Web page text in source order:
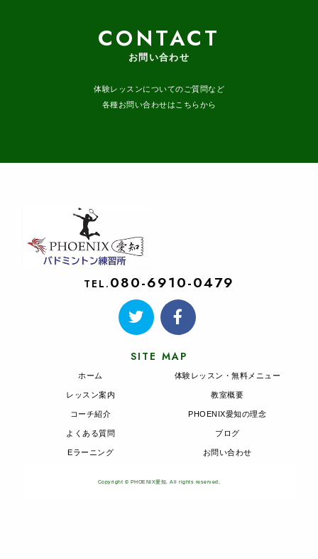
CONTACT
お問い合わせ
体験レッスンについてのご質問など
各種お問い合わせはこちらから
TEL. 080-6910-0479
SITE MAP
ホーム
レッスン案内
コーチ紹介
よくある質問
Eラーニング
体験レッスン・無料メニュー
教室概要
PHOENIX愛知の理念
ブログ
お問い合わせ
Copyright © PHOENIX愛知. All rights reserved.